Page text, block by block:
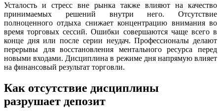
Усталость и стресс вне рынка также влияют на качество
принимаемых решений внутри него. Отсутствие
полноценного отдыха снижает концентрацию внимания во
время торговых сессий. Ошибки совершаются чаще всего в
конце дня или после серии неудач. Профессионалы делают
перерывы для восстановления ментального ресурса перед
новыми входами. Дисциплина в режиме дня напрямую влияет
на финансовый результат торговли.
Как отсутствие дисциплины
разрушает депозит